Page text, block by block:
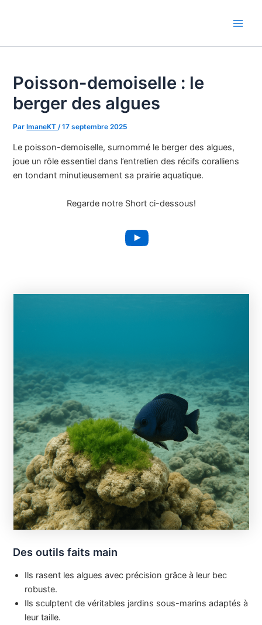
Poisson-demoiselle : le
berger des algues
ParImaneKT /17 septembre 2025
Le poisson-demoiselle, surnommé le berger des algues,
joue un rôle essentiel dans l’entretien des récifs coralliens
en tondant minutieusement sa prairie aquatique.
Regarde notre Short ci-dessous!
YouTube
Des outils faits main
Ils rasent les algues avec précision grâce à leur bec
robuste.
Ils sculptent de véritables jardins sous-marins adaptés à
leur taille.